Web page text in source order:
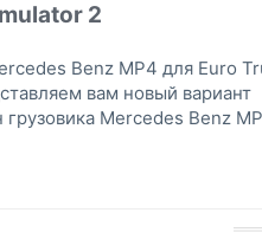
2
Benz MP4 для Euro
вам новый вариант
грузовика Mercedes Benz